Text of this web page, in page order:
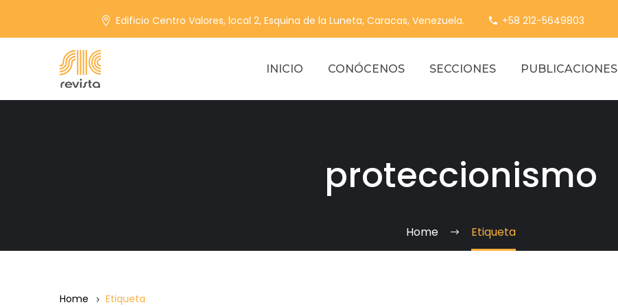
Edificio Centro Valores, local 2, Esquina de la Luneta, Caracas, Venezuela. +58 212-5649803
INICIO CONÓCENOS SECCIONES PUBLICACIONES
proteccionismo
Home Etiqueta
Home Etiqueta